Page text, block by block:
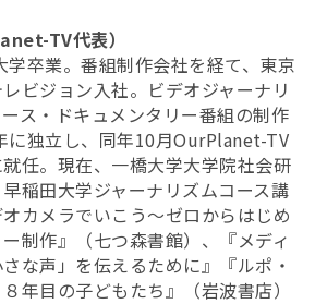
TV代表）
卒業。番組制作会社を経て、東京
ビジョン入社。ビデオジャーナリ
ス・ドキュメンタリー番組の制作
に独立し、同年10月OurPlanet-TV
任。現在、一橋大学大学院社会研
稲田大学ジャーナリズムコース講
カメラでいこう～ゼロからはじめ
制作』（七つ森書館）、『メディ
な声」を伝えるために』『ルポ・
年目の子どもたち』（岩波書店）